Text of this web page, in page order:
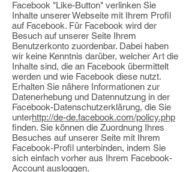
Facebook "Like-Button" verlinken Sie
Inhalte unserer Webseite mit Ihrem Profil
auf Facebook. Für Facebook wird der
Besuch auf unserer Seite Ihrem
Benutzerkonto zuordenbar. Dabei haben
wir keine Kenntnis darüber, welcher Art die
Inhalte sind, die an Facebook übermittelt
werden und wie Facebook diese nutzt.
Erhalten Sie nähere Informationen zur
Datenerhebung und Datennutzung in der
Facebook-Datenschutzerklärung, die Sie
unterhttp://de-de.facebook.com/policy.php
finden. Sie können die Zuordnung Ihres
Besuches auf unserer Seite mit Ihrem
Facebook-Profil unterbinden, indem Sie
sich einfach vorher aus Ihrem Facebook-
Account ausloggen.